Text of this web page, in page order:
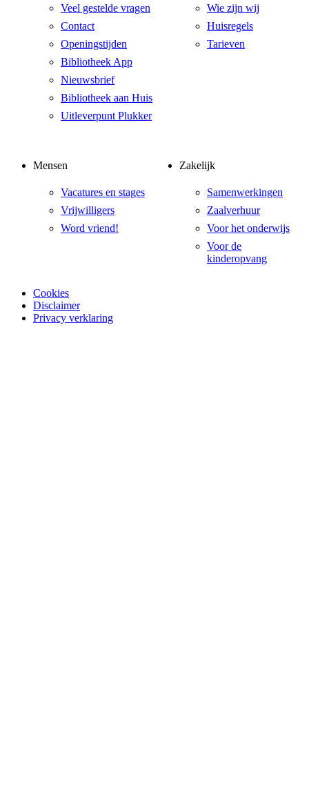
Veel gestelde vragen
Contact
Openingstijden
Bibliotheek App
Nieuwsbrief
Bibliotheek aan Huis
Uitleverpunt Plukker
Wie zijn wij
Huisregels
Tarieven
Mensen
Vacatures en stages
Vrijwilligers
Word vriend!
Zakelijk
Samenwerkingen
Zaalverhuur
Voor het onderwijs
Voor de
kinderopvang
Cookies
Disclaimer
Privacy verklaring